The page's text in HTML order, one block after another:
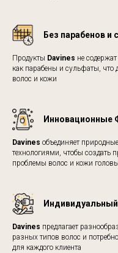
Без парабенов и
Продукты Davines не
как парабены и сульфаты, что
волос и кожи
Инновационные
Davines объединяет
технологиями, чтобы создать
проблемы волос и кожи головы
Davines предлагает
разных типов волос и
для каждого клиента